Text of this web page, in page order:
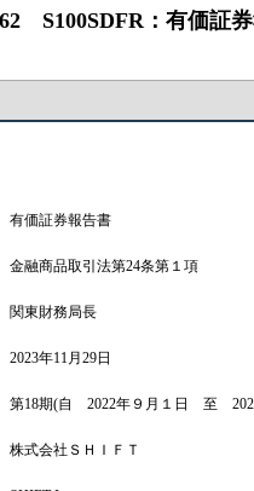
：有価証券